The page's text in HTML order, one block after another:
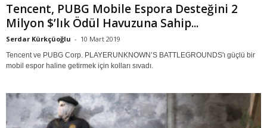
Tencent, PUBG Mobile Espora Desteğini 2
Milyon $’lık Ödül Havuzuna Sahip...
Serdar Kürkçüoğlu - 10 Mart 2019
Tencent ve PUBG Corp. PLAYERUNKNOWN’S BATTLEGROUNDS'ı güçlü bir
mobil espor haline getirmek için kolları sıvadı.